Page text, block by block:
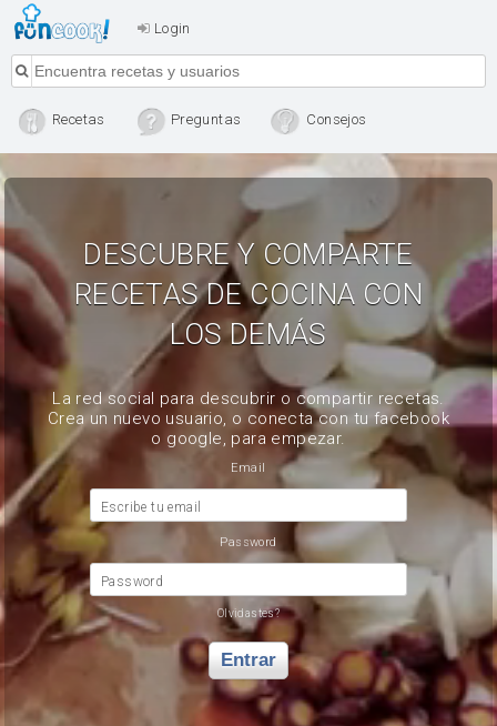
Login
Recetas Preguntas Consejos
DESCUBRE Y COMPARTE
RECETAS DE COCINA CON
LOS DEMÁS
La red social para descubrir o compartir recetas.
Crea un nuevo usuario, o conecta con tu facebook
o google, para empezar.
Email
Escribe tu email
Password
Password
Olvidastes?
Entrar